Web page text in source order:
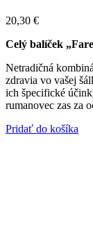
20,30 €
Celý balíček
Netradičná
zdravia vo vašej
ich špecifické
rumanovec zas za
Pridať do košíka